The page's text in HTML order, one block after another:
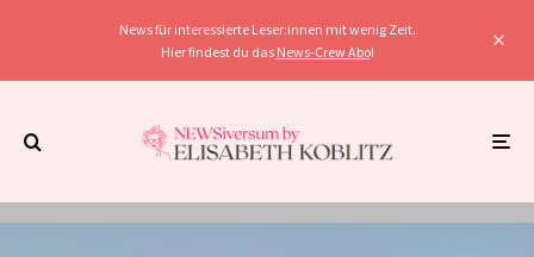
News für interessierte Leser:innen mit wenig Zeit.
Hier findest du das News-Crew Abo!